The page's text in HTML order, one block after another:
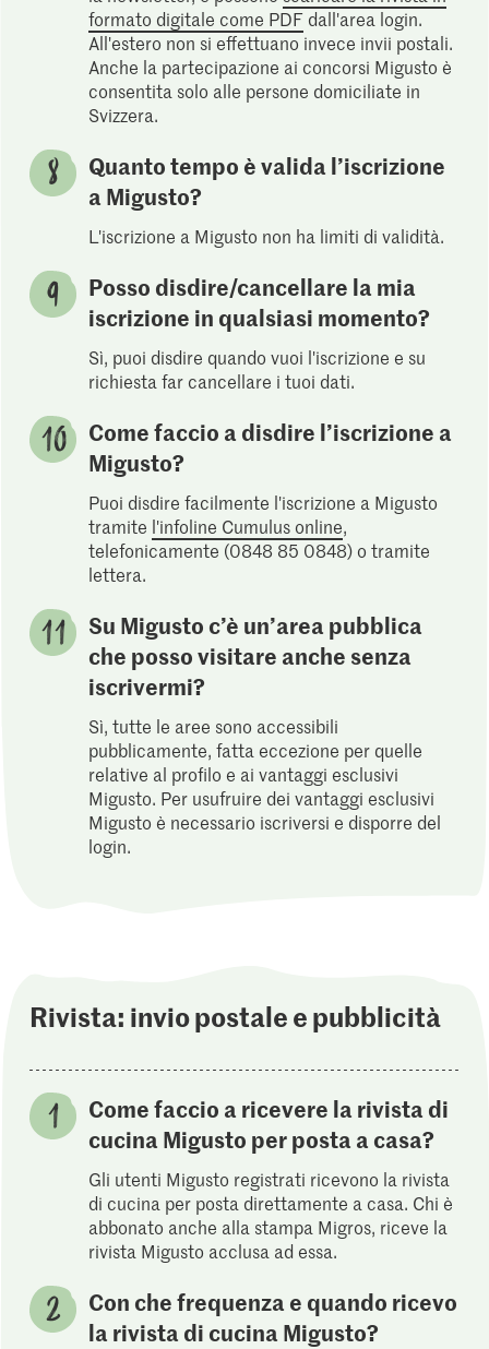
formato digitale come PDF dall'area login.
All'estero non si effettuano invece invii postali.
Anche la partecipazione ai concorsi Migusto è
consentita solo alle persone domiciliate in
Svizzera.
Quanto tempo è valida l’iscrizione
a Migusto?
L'iscrizione a Migusto non ha limiti di validità.
Posso disdire/cancellare la mia
iscrizione in qualsiasi momento?
Sì, puoi disdire quando vuoi l'iscrizione e su
richiesta far cancellare i tuoi dati.
Come faccio a disdire l’iscrizione a
Migusto?
Puoi disdire facilmente l'iscrizione a Migusto
tramite l'infoline Cumulus online,
telefonicamente (0848 85 0848) o tramite
lettera.
Su Migusto c’è un’area pubblica
che posso visitare anche senza
iscrivermi?
Sì, tutte le aree sono accessibili
pubblicamente, fatta eccezione per quelle
relative al profilo e ai vantaggi esclusivi
Migusto. Per usufruire dei vantaggi esclusivi
Migusto è necessario iscriversi e disporre del
login.
Rivista: invio postale e pubblicità
Come faccio a ricevere la rivista di
cucina Migusto per posta a casa?
Gli utenti Migusto registrati ricevono la rivista
di cucina per posta direttamente a casa. Chi è
abbonato anche alla stampa Migros, riceve la
rivista Migusto acclusa ad essa.
Con che frequenza e quando ricevo
la rivista di cucina Migusto?